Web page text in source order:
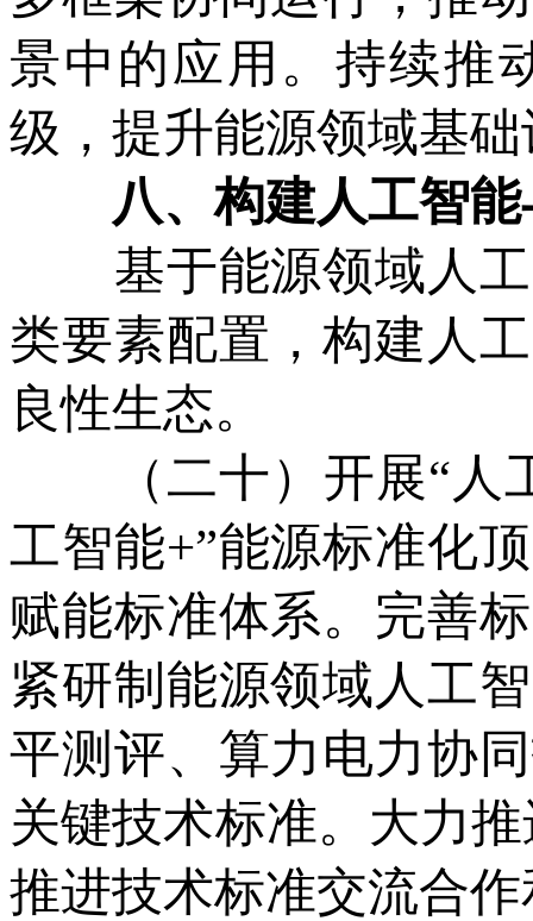
景中的应用。持续推
级，提升能源领域基
八、构建人工智能
基于能源领域人工
类要素配置，构建人
良性生态。
（二十）开展“人工
工智能+”能源标准化
赋能标准体系。完善
紧研制能源领域人工
平测评、算力电力协
关键技术标准。大力
推进技术标准交流合